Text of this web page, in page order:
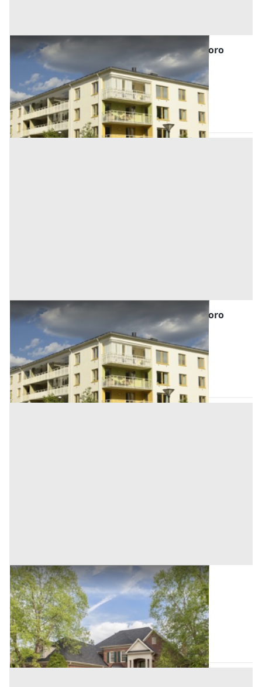
Abitazione di Tipo Economico all'asta a Nuoro
Orotelli (Nuoro)
Offerta minima
13.981,97 € 18.642,63 €
Codice asta: AQ8121256
Asta chiusa
Abitazione di Tipo Economico all'asta a Nuoro
Orotelli (Nuoro)
Offerta minima
12.458,49 € 16.611,32 €
Codice asta:AQ8155701
Asta chiusa
Villini all'asta a Nuoro
Orotelli (Nuoro)
Offerta minima
39.867,19 € 53.156,25 €
Codice asta:AQ881266
Asta chiusa